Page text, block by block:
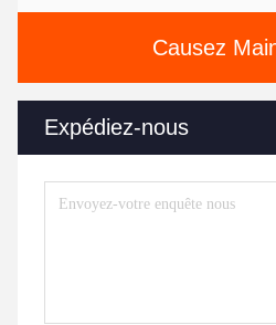
Causez
Expédiez-nous